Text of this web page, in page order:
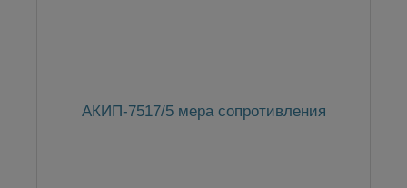
АКИП-7517/5 мера сопротивления